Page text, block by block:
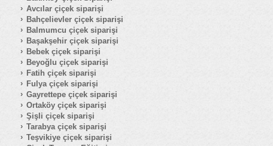
Avcılar çiçek siparişi
Bahçelievler çiçek siparişi
Balmumcu çiçek siparişi
Başakşehir çiçek siparişi
Bebek çiçek siparişi
Beyoğlu çiçek siparişi
Fatih çiçek siparişi
Fulya çiçek siparişi
Gayrettepe çiçek siparişi
Ortaköy çiçek siparişi
Şişli çiçek siparişi
Tarabya çiçek siparişi
Teşvikiye çiçek siparişi